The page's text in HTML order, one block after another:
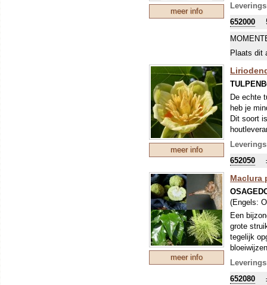
meer info
652000
Plaats dit
meer info
De echte
heb je
Dit soort
van deze
652050
meer info
Maclura
(Engels:
Een
grote
tegelijk
bolronde
652080